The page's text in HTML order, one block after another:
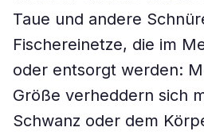
Taue und andere
Fischereinetze, die im
oder entsorgt werden:
Größe verheddern sich
Schwanz oder dem